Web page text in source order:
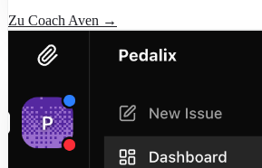
Zu Coach Aven →